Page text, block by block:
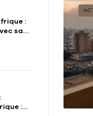
:
sa
: